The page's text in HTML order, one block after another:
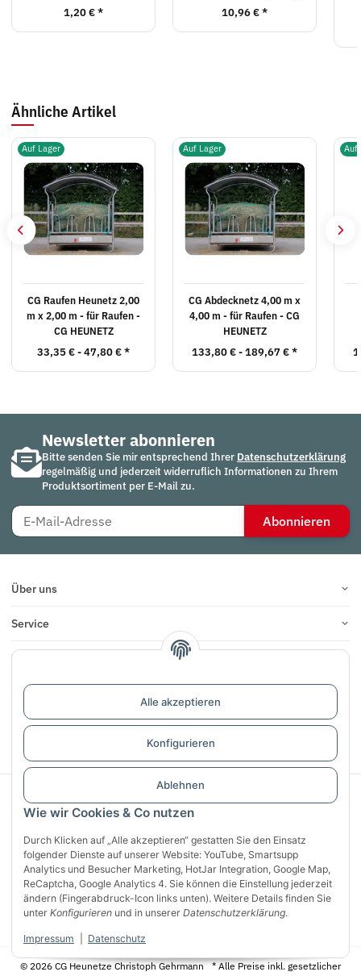
Wie wir Cookies & Co nutzen
Durch Klicken auf „Alle akzeptieren“ gestatten Sie den Einsatz
folgender Dienste auf unserer Website: YouTube, Smartsupp
Analytics und Besucher Marketing, HotJar Integration, Google Map,
ReCaptcha, Google Analytics 4. Sie können die Einstellung jederzeit
ändern (Fingerabdruck-Icon links unten). Weitere Details finden Sie
unter Konfigurieren und in unserer Datenschutzerklärung.
Impressum Datenschutz
Alle akzeptieren
Konfigurieren
Ablehnen
1,20 €*
10,96 €*
Ähnliche Artikel
Auf Lager
CG Raufen Heunetz 2,00
m x 2,00 m - für Raufen -
CG HEUNETZ
33,35 € -47,80 €*
Auf Lager
CG Abdecknetz 4,00 m x
4,00 m - für Raufen - CG
HEUNETZ
133,80 € -189,67 €*
Auf
Newsletter abonnieren
Bitte senden Sie mir entsprechend Ihrer Datenschutzerklärung
regelmäßig und jederzeit widerruflich Informationen zu Ihrem
Produktsortiment per E-Mail zu.
Abonnieren
Über uns
Service
Infos
Bewertungen
Vertrag widerrufen
© 2026 CG Heunetze Christoph Gehrmann
* Alle Preise inkl. gesetzlicher